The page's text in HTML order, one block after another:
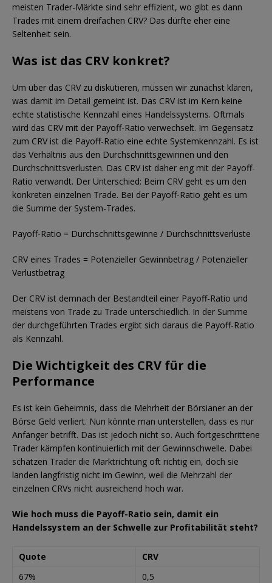
meisten Trader-Märkte sind sehr effizient, wo gibt es dann
Trades mit einem dreifachen CRV? Das dürfte eher eine
Seltenheit sein.
Was ist das CRV konkret?
Um über das CRV zu diskutieren, müssen wir zunächst klären,
was damit im Detail gemeint ist. Das CRV ist im Kern keine
echte statistische Kennzahl eines Handelssystems. Oftmals
wird das CRV mit der Payoff-Ratio verwechselt. Im Gegensatz
zum CRV ist die Payoff-Ratio eine echte Systemkennzahl. Es ist
das Verhältnis aus den Durchschnittsgewinnen und den
Durchschnittsverlusten. Das CRV ist daher eng mit der Payoff-
Ratio verwandt. Der Unterschied: Beim CRV geht es um den
konkreten einzelnen Trade. Bei der Payoff-Ratio geht es um
die Summe der System-Trades.
Payoff-Ratio = Durchschnittsgewinne / Durchschnittsverluste
CRV eines Trades = Potenzieller Gewinnbetrag / Potenzieller
Verlustbetrag
Der CRV ist demnach der Bestandteil einer Payoff-Ratio und
meistens von Trade zu Trade unterschiedlich. In der Summe
der durchgeführten Trades ergibt sich daraus die Payoff-Ratio
als Kennzahl.
Die Wichtigkeit des CRV für die
Performance
Es ist kein Geheimnis, dass die Mehrheit der Börsianer an der
Börse Geld verliert. Nun könnte man unterstellen, dass es nur
Anfänger betrifft. Das ist jedoch nicht so. Auch fortgeschrittene
Trader kämpfen kontinuierlich mit der Gewinnschwelle. Dabei
schätzen Trader die Marktrichtung oft richtig ein, doch sie
landen langfristig nicht im Gewinn, weil die Mehrzahl der
einzelnen CRVs nicht ausreichend hoch war.
Wie hoch muss die Payoff-Ratio sein, damit ein
Handelssystem an der Schwelle zur Profitabilität steht?
Quote
CRV
67%
0,5